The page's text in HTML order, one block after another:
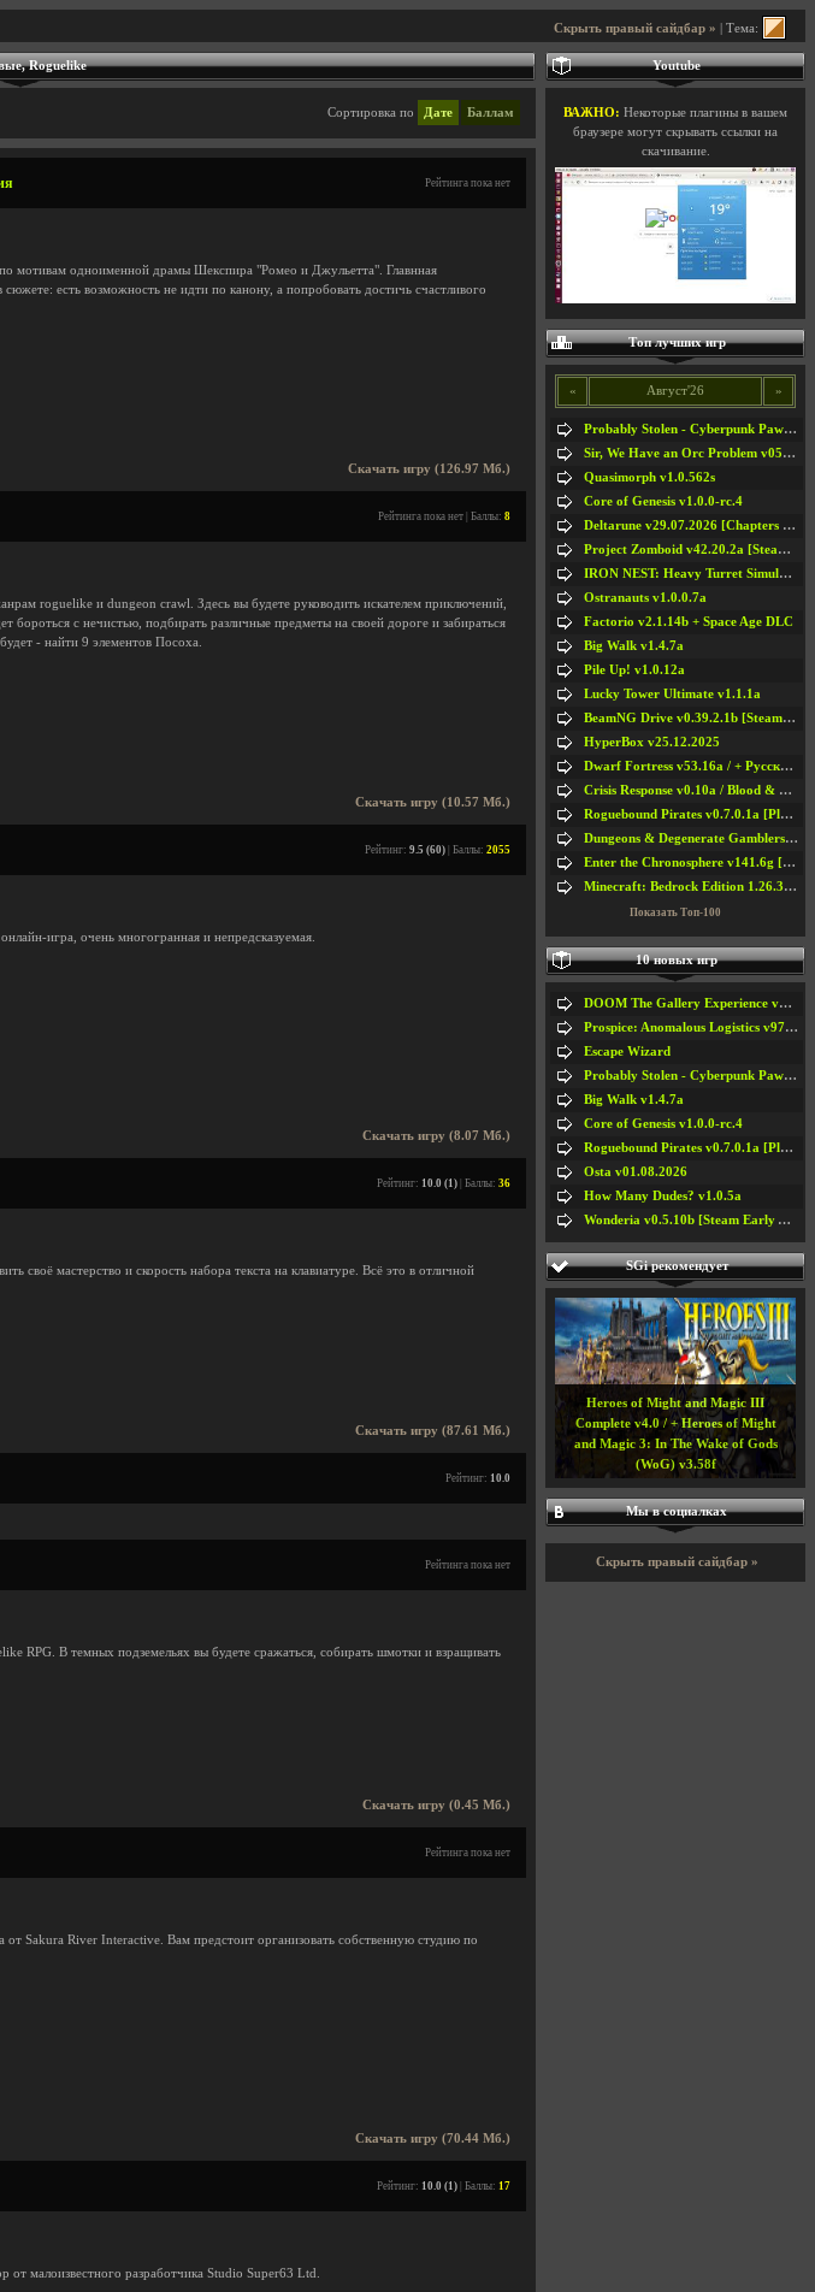
Скрыть правый сайдбар » | Тема:
Roguelike
Сортировка по Дате Баллам
Рейтинга пока нет
по мотивам одноименной драмы Шекспира "Ромео и Джульетта". Главнная
сюжете: есть возможность не идти по канону, а попробовать достичь счастливого
Скачать игру (126.97 Мб.)
Рейтинга пока нет | Баллы: 8
roguelike и dungeon crawl. Здесь вы будете руководить искателем приключений,
бороться с нечистью, подбирать различные предметы на своей дороге и забираться
- найти 9 элементов Посоха.
Скачать игру (10.57 Мб.)
Рейтинг: 9.5 (60) | Баллы: 2055
игра, очень многогранная и непредсказуемая.
Скачать игру (8.07 Мб.)
Рейтинг: 10.0 (1) | Баллы: 36
своё мастерство и скорость набора текста на клавиатуре. Всё это в отличной
Скачать игру (87.61 Мб.)
Рейтинг: 10.0
Рейтинга пока нет
RPG. В темных подземельях вы будете сражаться, собирать шмотки и взращивать
Скачать игру (0.45 Мб.)
Рейтинга пока нет
от Sakura River Interactive. Вам предстоит организовать собственную студию по
Скачать игру (70.44 Мб.)
Рейтинг: 10.0 (1) | Баллы: 17
от малоизвестного разработчика Studio Super63 Ltd.
Youtube
ВАЖНО: Некоторые плагины в вашем
браузере могут скрывать ссылки на
скачивание.
Топ лучших игр
« Август'26 »
Probably Stolen - Cyberpunk Pawnshop Simulator v048c [Playtest]
Sir, We Have an Orc Problem v05.08.2026
Quasimorph v1.0.562s
Core of Genesis v1.0.0-rc.4
Deltarune v29.07.2026 [Chapters 1-5] / + RUS [Chapters 1-5]
Project Zomboid v42.20.2a [Steam Early Access]
IRON NEST: Heavy Turret Simulator v1.0a
Ostranauts v1.0.0.7a
Factorio v2.1.14b + Space Age DLC
Big Walk v1.4.7a
Pile Up! v1.0.12a
Lucky Tower Ultimate v1.1.1a
BeamNG Drive v0.39.2.1b [Steam Early Access]
HyperBox v25.12.2025
Dwarf Fortress v53.16a / + Русская Версия v50.12a
Crisis Response v0.10a / Blood & Bullet
Roguebound Pirates v0.7.0.1a [Playtest]
Dungeons & Degenerate Gamblers v2.0.2a
Enter the Chronosphere v141.6g [Steam Early Access]
Minecraft: Bedrock Edition 1.26.33.1a / + TLauncher v2.89
Показать Топ-100
10 новых игр
DOOM The Gallery Experience v1.4.2
Prospice: Anomalous Logistics v97 [Playtest]
Escape Wizard
Probably Stolen - Cyberpunk Pawnshop Simulator v048c [Playtest]
Big Walk v1.4.7a
Core of Genesis v1.0.0-rc.4
Roguebound Pirates v0.7.0.1a [Playtest]
Osta v01.08.2026
How Many Dudes? v1.0.5a
Wonderia v0.5.10b [Steam Early Access]
SGi рекомендует
Heroes of Might and Magic III
Complete v4.0 / + Heroes of Might
and Magic 3: In The Wake of Gods
(WoG) v3.58f
Мы в социалках
Скрыть правый сайдбар »